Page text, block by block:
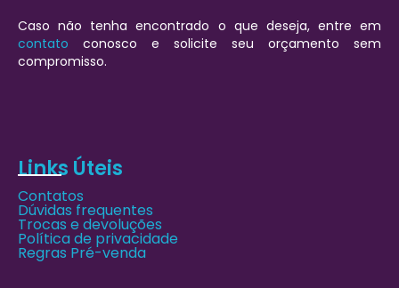
Caso não tenha encontrado o que deseja, entre em
contato conosco e solicite seu orçamento sem
compromisso.
Links Úteis
Contatos
Dúvidas frequentes
Trocas e devoluções
Política de privacidade
Regras Pré-venda